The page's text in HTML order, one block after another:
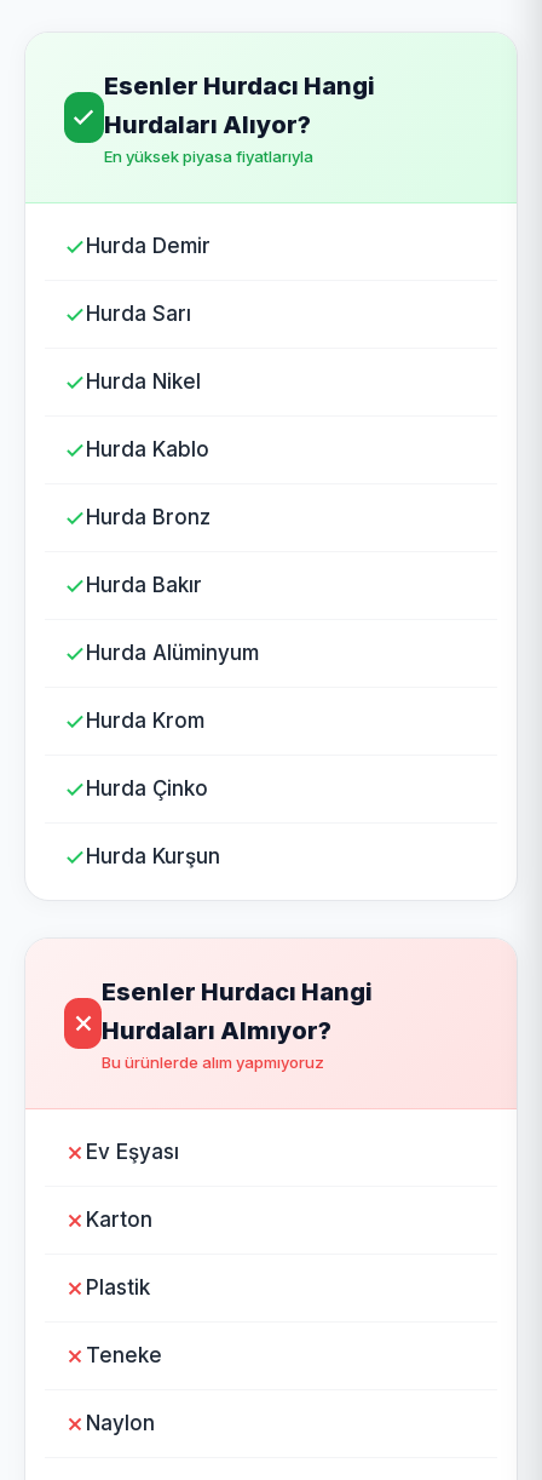
Esenler Hurdacı Hangi
Hurdaları Alıyor?
En yüksek piyasa fiyatlarıyla
Hurda Demir
Hurda Sarı
Hurda Nikel
Hurda Kablo
Hurda Bronz
Hurda Bakır
Hurda Alüminyum
Hurda Krom
Hurda Çinko
Hurda Kurşun
Esenler Hurdacı Hangi
Hurdaları Almıyor?
Bu ürünlerde alım yapmıyoruz
Ev Eşyası
Karton
Plastik
Teneke
Naylon